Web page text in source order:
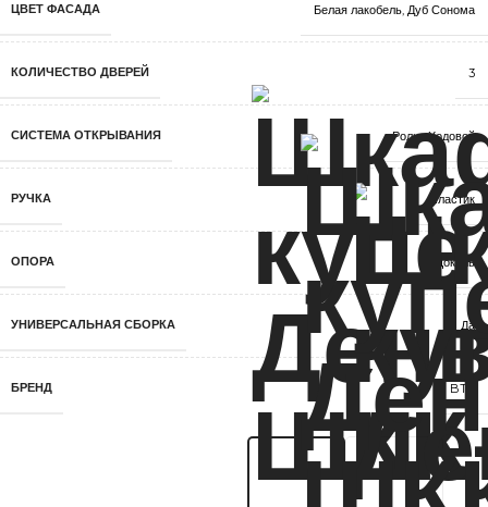
ЦВЕТ ФАСАДА Белая лакобель Дуб Сонома
КОЛИЧЕСТВО ДВЕРЕЙ 3
СИСТЕМА ОТКРЫВАНИЯ Ролик Ходовой
РУЧКА Пластик
ОПОРА Цоколь
УНИВЕРСАЛЬНАЯ СБОРКА Да
БРЕНД BTS